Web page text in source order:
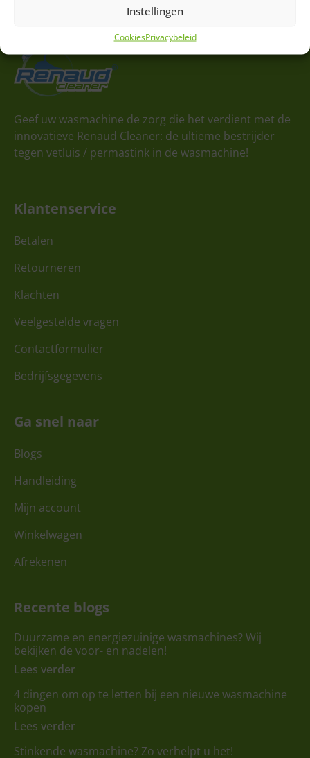
Instellingen
CookiesPrivacybeleid
Geef uw wasmachine de zorg die het verdient met de
innovatieve Renaud Cleaner: de ultieme bestrijder
tegen vetluis / permastink in de wasmachine!
Klantenservice
Betalen
Retourneren
Klachten
Veelgestelde vragen
Contactformulier
Bedrijfsgegevens
Ga snel naar
Blogs
Handleiding
Mijn account
Winkelwagen
Afrekenen
Recente blogs
Duurzame en energiezuinige wasmachines? Wij
bekijken de voor- en nadelen!
Lees verder
4 dingen om op te letten bij een nieuwe wasmachine
kopen
Lees verder
Stinkende wasmachine? Zo verhelpt u het!